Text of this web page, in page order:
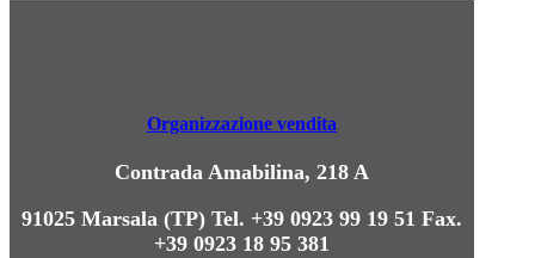
Organizzazione vendita
Contrada Amabilina, 218 A
91025 Marsala (TP)Tel. +39 0923 99 19 51 Fax.
+39 0923 18 95 381